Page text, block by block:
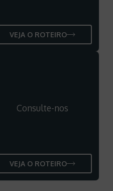
VEJA O ROTEIRO
Consulte-nos
VEJA O ROTEIRO